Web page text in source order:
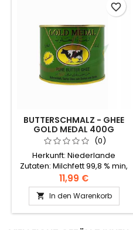
BUTTERSCHMALZ - GHEE
GOLD MEDAL 400G
(0)
Herkunft: Niederlande
Zutaten: Milchfett 99,8 % min,
Feuchtigkeit 0,2 % max
Aromastoffe Geklärte Butter
aus Kuhmilch (Al Bakara Al
Haloub).Bei Raumtemperatur
11,99 €
 In den Warenkorb
favorite_border